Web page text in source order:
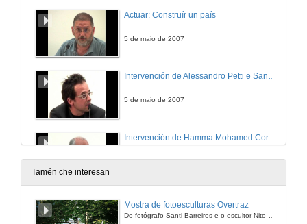
Actuar: Construír un país
5 de maio de 2007
Intervención de Alessandro Petti e Sandi Hilal
5 de maio de 2007
5 de maio de 2007
Tamén che interesan
Mostra de fotoesculturas Overtraz